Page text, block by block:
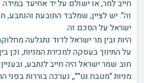
חייב למר, או ישולם על יד אחיעד במידה
זה". יש לציין, שמלבד התובעת והנתבע,
ישראל על הסכם זה.
היות ובין מר ישראל לדוד נתגלעה
על התיווך בעסקה למכירת המניות, וכן
חוב שמר ישראל היה חייב לנתבע,
מניות "מטבח.נט"",, נערכה בוררות בפני